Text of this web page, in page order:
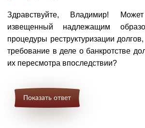
Здравствуйте, Владимир!
извещенный надлежащим
процедуры реструктуризации
требование в деле о банкротстве
их пересмотра впоследствии?
Показать ответ